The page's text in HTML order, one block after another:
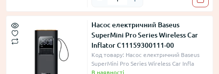
Насос електричний Baseus
SuperMini Pro Series Wireless Car
Inflator C11159300111-00
Код товару: Насос електричний Baseus
SuperMini Pro Series Wireless Car Infla
В наявності